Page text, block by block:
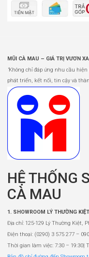
MŨI CÀ MAU – GIÁ TRỊ VƯƠN
“Không chỉ đáp ứng nhu cầu
phát triển, kết nối, tin cậy và
HỆ THỐNG
CÀ MAU
1. SHOWROOM LÝ THƯỜNG KIỆT
Địa chỉ: 125-129 Lý Thường Kiệt,
Điện thoại: (0290) 3 575 277 –
Thời gian làm việc: 7:30 – 19:30|